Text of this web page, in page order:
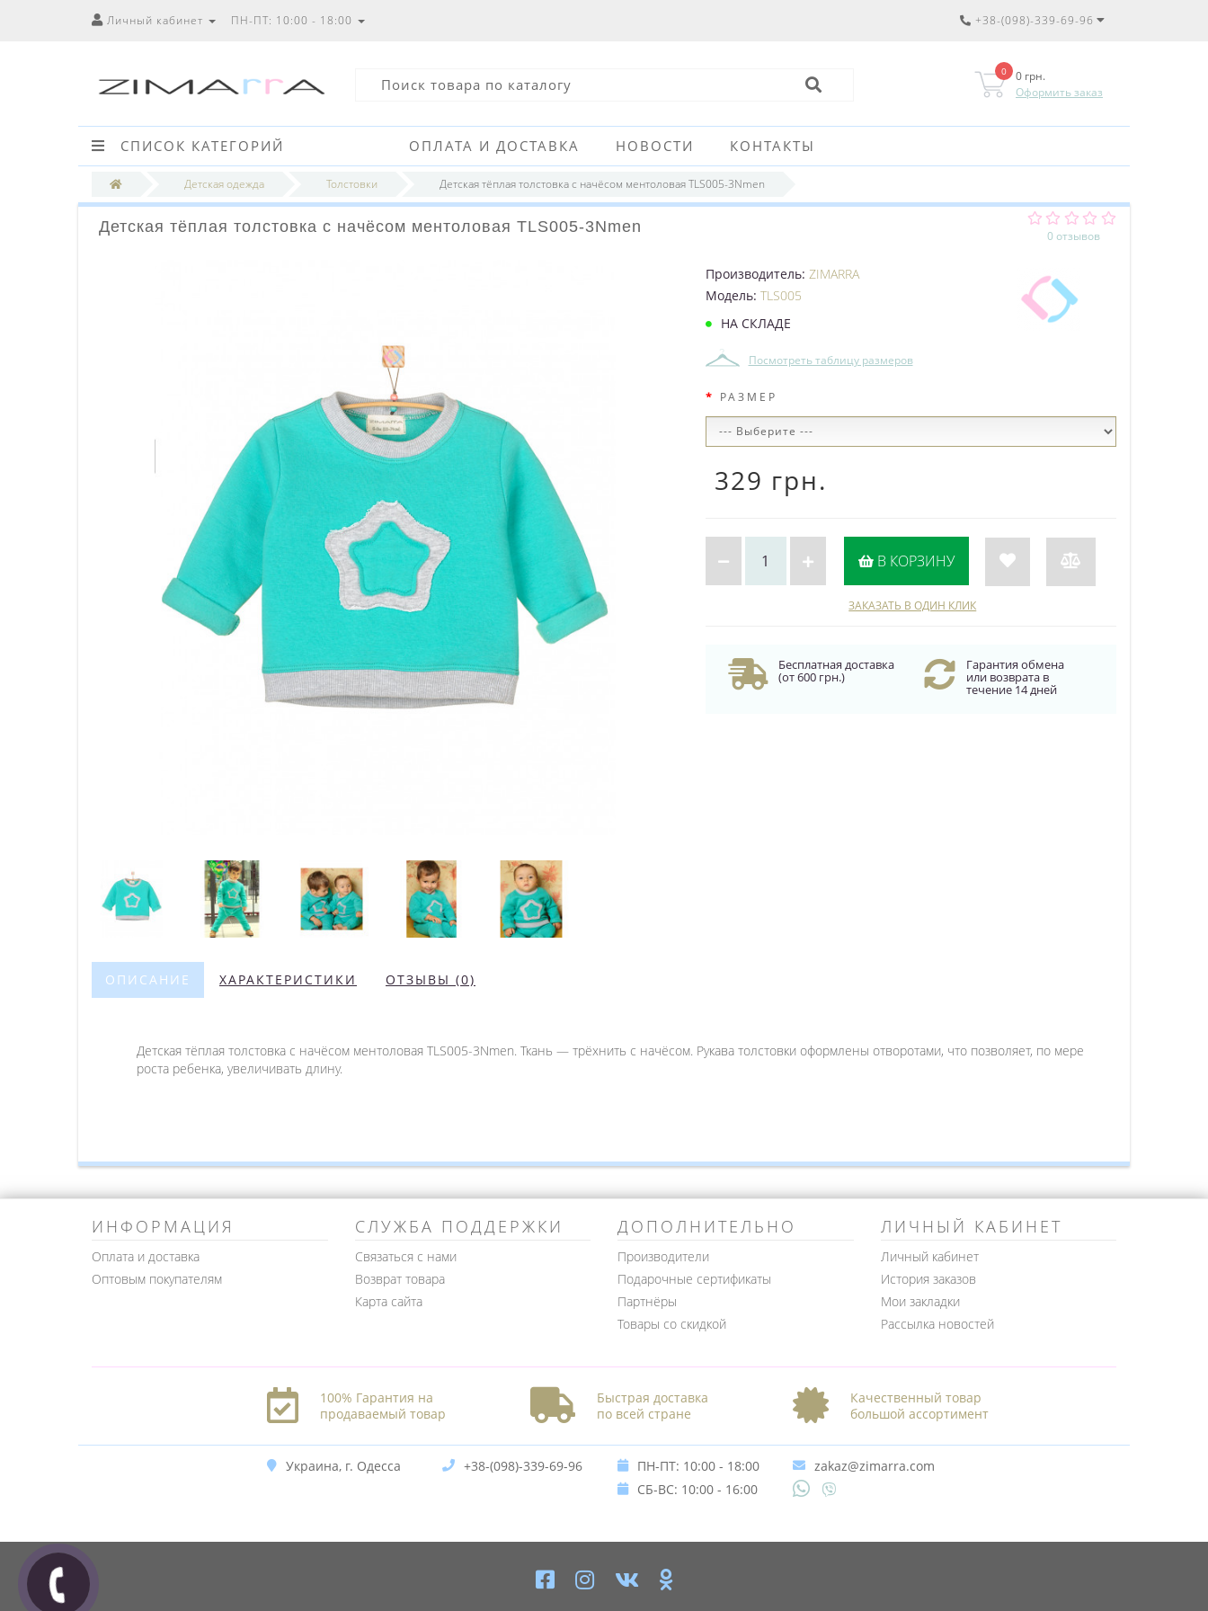
Личный кабинет ПН-ПТ: 10:00 - 18:00 +38-(098)-339-69-96
0
0 грн.
Оформить заказ
СПИСОК КАТЕГОРИЙ ОПЛАТА И ДОСТАВКА НОВОСТИ КОНТАКТЫ
Детская одежда Толстовки Детская тёплая толстовка с начёсом ментоловая TLS005-3Nmen
Детская тёплая толстовка с начёсом ментоловая TLS005-3Nmen
0 отзывов
Производитель: ZIMARRA
Модель: TLS005
НА СКЛАДЕ
Посмотреть таблицу размеров
РАЗМЕР
329 грн.
В КОРЗИНУ
ЗАКАЗАТЬ В ОДИН КЛИК
Бесплатная доставка
(от 600 грн.)
Гарантия обмена
или возврата в
течение 14 дней
ОПИСАНИЕ ХАРАКТЕРИСТИКИ ОТЗЫВЫ (0)
Детская тёплая толстовка с начёсом ментоловая TLS005-3Nmen. Ткань — трёхнить с начёсом. Рукава толстовки оформлены отворотами, что позволяет, по мере
роста ребенка, увеличивать длину.
ИНФОРМАЦИЯ
Оплата и доставка
Оптовым покупателям
СЛУЖБА ПОДДЕРЖКИ
Связаться с нами
Возврат товара
Карта сайта
ДОПОЛНИТЕЛЬНО
Производители
Подарочные сертификаты
Партнёры
Товары со скидкой
ЛИЧНЫЙ КАБИНЕТ
Личный кабинет
История заказов
Мои закладки
Рассылка новостей
100% Гарантия на
продаваемый товар
Быстрая доставка
по всей стране
Качественный товар
большой ассортимент
Украина, г. Одесса +38-(098)-339-69-96
ПН-ПТ: 10:00 - 18:00
СБ-ВС: 10:00 - 16:00
zakaz@zimarra.com